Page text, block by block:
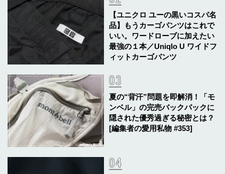
【ユニクロ ユーの黒いコスパ名
品】もうカーゴパンツはこれで
いい。ワードローブに加えたい
最強の１本／Uniqlo U ワイドフ
ィットカーゴパンツ
夏の“背汗”問題を即解消！「モ
ンベル」の完売バックパックに
隠された優秀過ぎる秘密とは？
[編集者の愛用私物 #353]